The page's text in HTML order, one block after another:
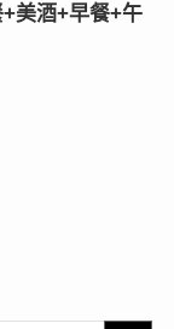
美酒+早餐+午